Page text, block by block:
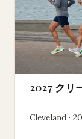
2027 クリ
Cleveland ·